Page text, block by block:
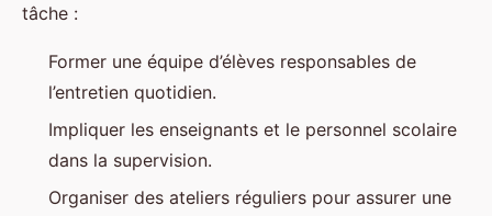
tâche :
Former une équipe d’élèves responsables de
l’entretien quotidien.
Impliquer les enseignants et le personnel scolaire
dans la supervision.
Organiser des ateliers réguliers pour assurer une